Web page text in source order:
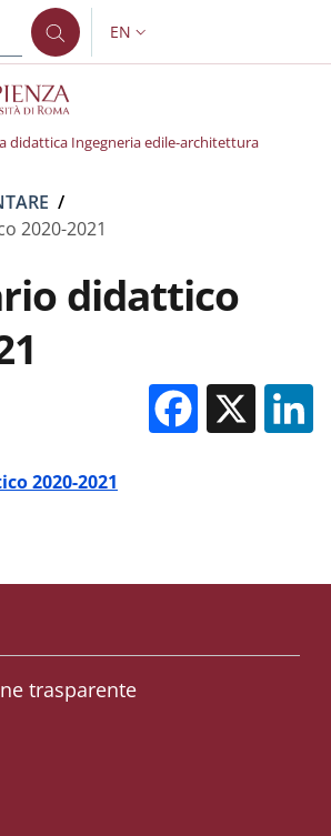
LANGUAGE SWITCHER:
EN
didattica Ingegneria edile-architettura
/
2020-2021
didattico
X
2020-2021
trasparente